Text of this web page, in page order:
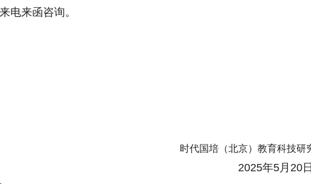
来函咨询。
时代国培（北京）教育科技研
2025年5月